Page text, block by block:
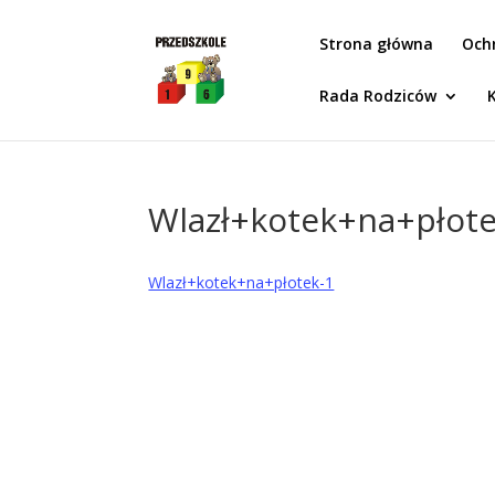
Strona główna
Rada Rodziców
Wlazł+kotek+na+płotek-1